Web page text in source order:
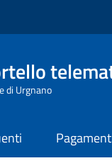
di Urgnano